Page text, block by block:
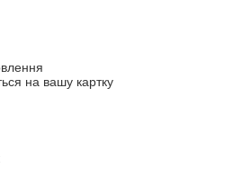
на вашу картку